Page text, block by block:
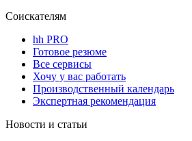
Соискателям
hh PRO
Готовое резюме
Все сервисы
Хочу у вас работать
Производственный календарь
Экспертная рекомендация
Новости и статьи